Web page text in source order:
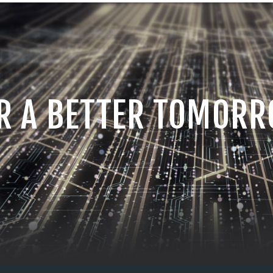
A BETTER